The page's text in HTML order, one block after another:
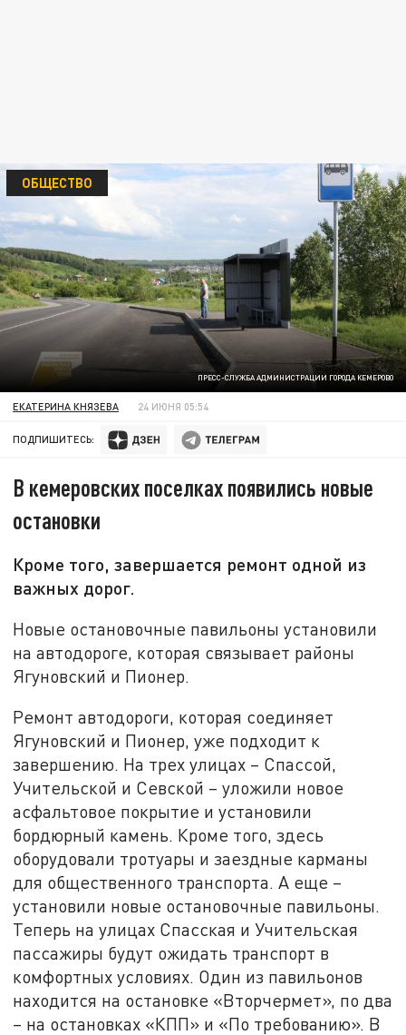
ПРЕСС-СЛУЖБА АДМИНИСТРАЦИИ ГОРОДА КЕМЕРОВО
ОБЩЕСТВО
ЕКАТЕРИНА КНЯЗЕВА 24 ИЮНЯ 05:54
ПОДПИШИТЕСЬ:
В кемеровских поселках появились новые
остановки
Кроме того, завершается ремонт одной из
важных дорог.
Новые остановочные павильоны установили
на автодороге, которая связывает районы
Ягуновский и Пионер.
Ремонт автодороги, которая соединяет
Ягуновский и Пионер, уже подходит к
завершению. На трех улицах – Спассой,
Учительской и Севской – уложили новое
асфальтовое покрытие и установили
бордюрный камень. Кроме того, здесь
оборудовали тротуары и заездные карманы
для общественного транспорта. А еще –
установили новые остановочные павильоны.
Теперь на улицах Спасская и Учительская
пассажиры будут ожидать транспорт в
комфортных условиях. Один из павильонов
находится на остановке «Вторчермет», по два
– на остановках «КПП» и «По требованию». В